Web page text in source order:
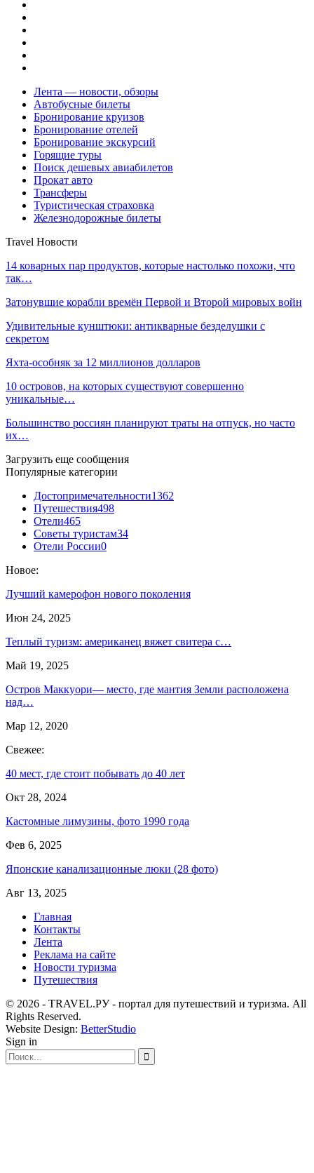
Лента — новости, обзоры
Автобусные билеты
Бронирование круизов
Бронирование отелей
Бронирование экскурсий
Горящие туры
Поиск дешевых авиабилетов
Прокат авто
Трансферы
Туристическая страховка
Железнодорожные билеты
Travel Новости
14 коварных пар продуктов, которые настолько похожи, что
так…
Затонувшие корабли времён Первой и Второй мировых войн
Удивительные кунштюки: антикварные безделушки с
секретом
Яхта-особняк за 12 миллионов долларов
10 островов, на которых существуют совершенно
уникальные…
Большинство россиян планируют траты на отпуск, но часто
их…
Загрузить еще сообщения
Популярные категории
Достопримечательности1362
Путешествия498
Отели465
Советы туристам34
Отели России0
Новое:
Лучший камерофон нового поколения
Июн 24, 2025
Теплый туризм: американец вяжет свитера с…
Май 19, 2025
Остров Маккуори— место, где мантия Земли расположена
над…
Мар 12, 2020
Свежее:
40 мест, где стоит побывать до 40 лет
Окт 28, 2024
Кастомные лимузины, фото 1990 года
Фев 6, 2025
Японские канализационные люки (28 фото)
Авг 13, 2025
Главная
Контакты
Лента
Реклама на сайте
Новости туризма
Путешествия
© 2026 - TRAVEL.РУ - портал для путешествий и туризма. All
Rights Reserved.
Website Design: BetterStudio
Sign in